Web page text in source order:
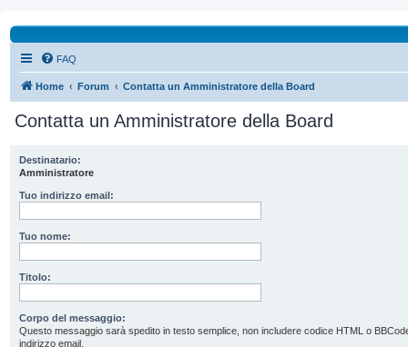
FAQ
Home Forum Contatta un Amministratore della Board
Contatta un Amministratore della Board
Destinatario:
Amministratore
Tuo indirizzo email:
Tuo nome:
Titolo:
Corpo del messaggio:
Questo messaggio sarà spedito in testo semplice, non includere codice HTML o
indirizzo email.